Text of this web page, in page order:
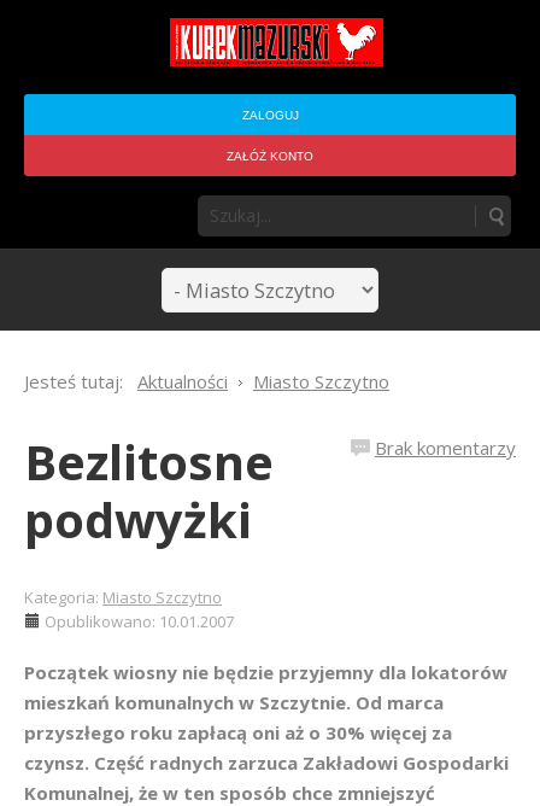
ZALOGUJ
ZAŁÓŻ KONTO
Jesteś tutaj: Aktualności Miasto Szczytno
Brak komentarzy
Bezlitosne
podwyżki
Kategoria: Miasto Szczytno
Opublikowano: 10.01.2007
Początek wiosny nie będzie przyjemny dla lokatorów
mieszkań komunalnych w Szczytnie. Od marca
przyszłego roku zapłacą oni aż o 30% więcej za
czynsz. Część radnych zarzuca Zakładowi Gospodarki
Komunalnej, że w ten sposób chce zmniejszyć